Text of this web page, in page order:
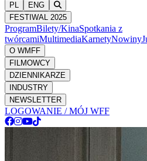
PL
ENG
FESTIWAL 2025
ProgramBilety/KinaSpotkania z
twórcamiMultimediaKarnetyNowiny
O WMFF
FILMOWCY
DZIENNIKARZE
INDUSTRY
NEWSLETTER
LOGOWANIE / MÓJ WFF